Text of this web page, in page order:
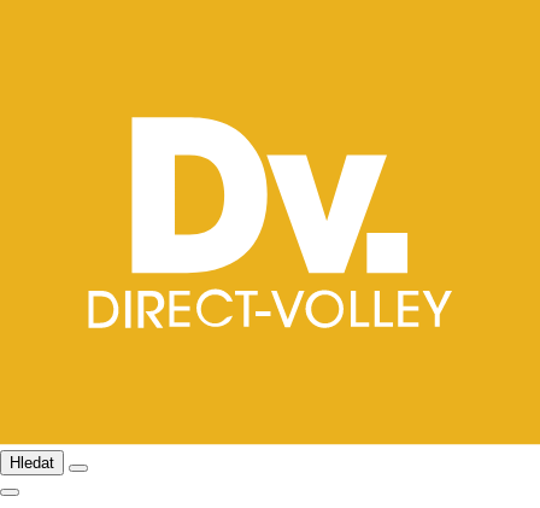
Hledat